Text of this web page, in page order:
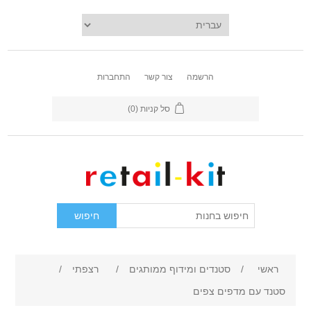
הרשמה צור קשר התחברות
סל קניות (0)
ראשי / סטנדים ומידוף ממותגים / רצפתי
/
סטנד עם מדפים צפים